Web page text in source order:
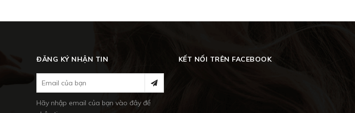
ĐĂNG KÝ NHẬN TIN
Hãy nhập email của bạn vào đây để
KẾT NỐI TRÊN FACEBOOK